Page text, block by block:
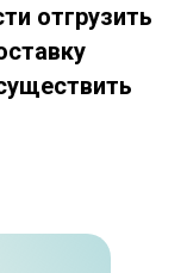
отгрузить